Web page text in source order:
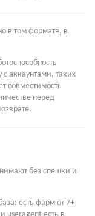
в том формате, в
с аккаунтами, таких
совместимость
перед
без спешки и
есть фарм от 7+